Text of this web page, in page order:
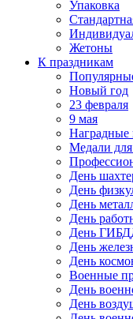
Упаковка
Жетоны
К праздникам
Новый год
23 февраля
9 мая
Наградные
Медали
День
День
День
День
День
День
День
Военные
День
День